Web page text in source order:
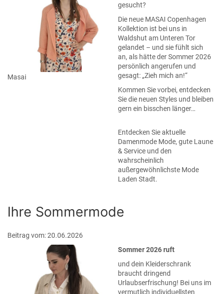
Masai
gesucht?
Die neue MASAI Copenhagen
Kollektion ist bei uns in
Waldshut am Unteren Tor
gelandet – und sie fühlt sich
an, als hätte der Sommer 2026
persönlich angerufen und
gesagt: „Zieh mich an!“
Kommen Sie vorbei, entdecken
Sie die neuen Styles und bleiben
gern ein bisschen länger…
Entdecken Sie aktuelle
Damenmode Mode, gute Laune
& Service und den
wahrscheinlich
außergewöhnlichste Mode
Laden Stadt.
Ihre Sommermode
Beitrag vom: 20.06.2026
Sommer 2026 ruft
und dein Kleiderschrank
braucht dringend
Urlaubserfrischung! Bei uns im
vermutlich individuellsten